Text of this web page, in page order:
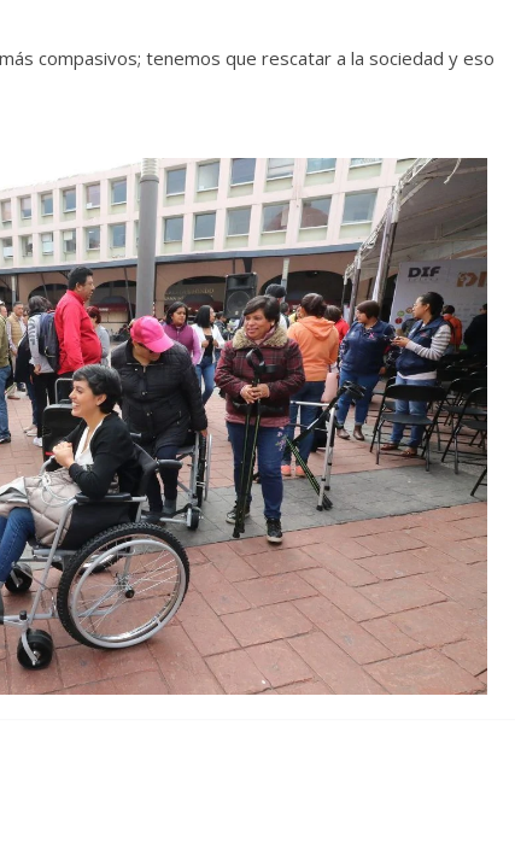
compasivos; tenemos que rescatar a la sociedad y eso